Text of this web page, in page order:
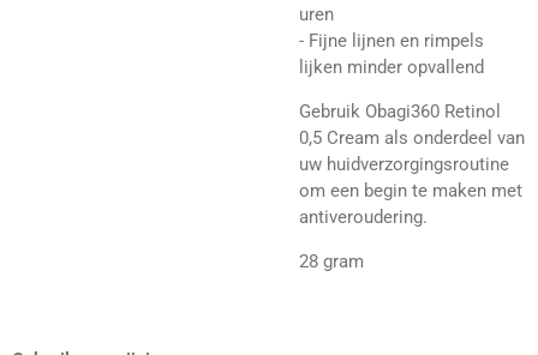
uren
- Fijne lijnen en rimpels
lijken minder opvallend
Gebruik Obagi360 Retinol
0,5 Cream als onderdeel van
uw huidverzorgingsroutine
om een begin te maken met
antiveroudering.
28 gram